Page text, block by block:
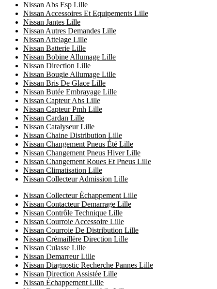
Nissan Abs Esp Lille
Nissan Accessoires Et Equipements Lille
Nissan Jantes Lille
Nissan Autres Demandes Lille
Nissan Attelage Lille
Nissan Batterie Lille
Nissan Bobine Allumage Lille
Nissan Direction Lille
Nissan Bougie Allumage Lille
Nissan Bris De Glace Lille
Nissan Butée Embrayage Lille
Nissan Capteur Abs Lille
Nissan Capteur Pmh Lille
Nissan Cardan Lille
Nissan Catalyseur Lille
Nissan Chaine Distribution Lille
Nissan Changement Pneus Été Lille
Nissan Changement Pneus Hiver Lille
Nissan Changement Roues Et Pneus Lille
Nissan Climatisation Lille
Nissan Collecteur Admission Lille
Nissan Collecteur Échappement Lille
Nissan Contacteur Demarrage Lille
Nissan Contrôle Technique Lille
Nissan Courroie Accessoire Lille
Nissan Courroie De Distribution Lille
Nissan Crémaillère Direction Lille
Nissan Culasse Lille
Nissan Demarreur Lille
Nissan Diagnostic Recherche Pannes Lille
Nissan Direction Assistée Lille
Nissan Échappement Lille